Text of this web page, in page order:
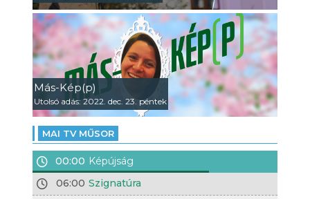
Más-Kép(p)
Utolsó adás: 2022. dec. 23. péntek
MAI TV MŰSOR
00:00 Képújság
06:00 Szignatúra